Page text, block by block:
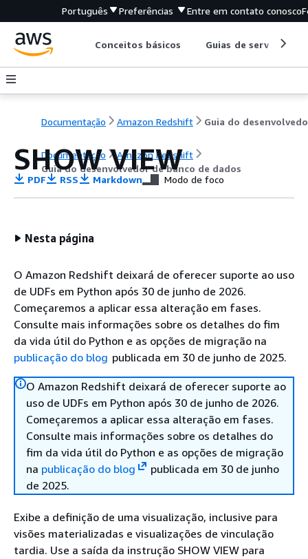
Português Preferências Entre em contato conosco
Conceitos básicos Guias de serviço
Documentação Amazon Redshift
Documentação
Amazon Redshift
Guia do desenvolvedor de banco de dados
SHOW VIEW
PDF RSS Markdown Modo de foco
Nesta página
O Amazon Redshift deixará de oferecer suporte ao uso
de UDFs em Python após 30 de junho de 2026.
Começaremos a aplicar essa alteração em fases.
Consulte mais informações sobre os detalhes do fim
da vida útil do Python e as opções de migração na
publicação do blog publicada em 30 de junho de 2025.
O Amazon Redshift deixará de oferecer suporte ao
uso de UDFs em Python após 30 de junho de 2026.
Começaremos a aplicar essa alteração em fases.
Consulte mais informações sobre os detalhes do
fim da vida útil do Python e as opções de migração
na publicação do blog
publicada em 30 de junho
de 2025.
Exibe a definição de uma visualização, inclusive para
visões materializadas e visualizações de vinculação
tardia. Use a saída da instrução SHOW VIEW para